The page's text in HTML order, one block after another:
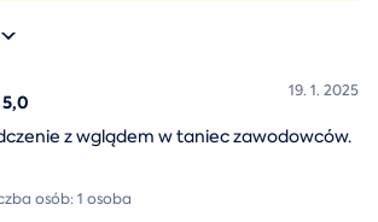
5,0 19. 1. 2025
z wglądem w taniec zawodowców.
osób: 1 osoba